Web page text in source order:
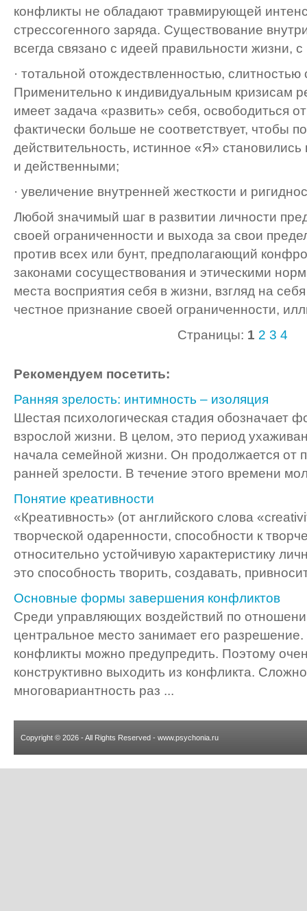
конфликты не обладают травмирующей
стрессогенного заряда. Существование
всегда связано с идеей правильности жизни,
· тотальной отождествленностью,
Применительно к индивидуальным кризисам
имеет задача «развить» себя, освободиться
фактически больше не соответствует, чтобы
действительность, истинное «Я»
и действенными;
· увеличение внутренней жесткости и
Любой значимый шаг в развитии личности
своей ограниченности и выхода за свои
против всех или бунт, предполагающий
законами сосуществования и этическими
места восприятия себя в жизни, взгляд на
честное признание своей ограниченности,
Страницы: 1 2 3 4
Рекомендуем посетить:
Ранняя зрелость: интимность – изоляция
Шестая психологическая стадия обозначает
взрослой жизни. В целом, это период
начала семейной жизни. Он продолжается от
ранней зрелости. В течение этого времени
Понятие креативности
«Креативность» (от английского слова
творческой одаренности, способности к
относительно устойчивую характеристику
это способность творить, создавать,
Основные формы завершения конфликтов
Среди управляющих воздействий по
центральное место занимает его
конфликты можно предупредить. Поэтому
конструктивно выходить из конфликта.
многовариантность раз ...
Copyright © 2026 - All Rights Reserved - www.psychonia.ru